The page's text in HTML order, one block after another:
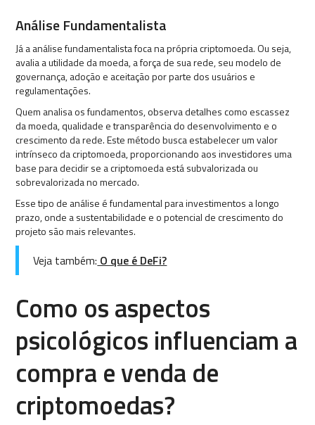
Análise Fundamentalista
Já a análise fundamentalista foca na própria criptomoeda. Ou seja,
avalia a utilidade da moeda, a força de sua rede, seu modelo de
governança, adoção e aceitação por parte dos usuários e
regulamentações.
Quem analisa os fundamentos, observa detalhes como escassez
da moeda, qualidade e transparência do desenvolvimento e o
crescimento da rede. Este método busca estabelecer um valor
intrínseco da criptomoeda, proporcionando aos investidores uma
base para decidir se a criptomoeda está subvalorizada ou
sobrevalorizada no mercado.
Esse tipo de análise é fundamental para investimentos a longo
prazo, onde a sustentabilidade e o potencial de crescimento do
projeto são mais relevantes.
Veja também: O que é DeFi?
Como os aspectos
psicológicos influenciam a
compra e venda de
criptomoedas?